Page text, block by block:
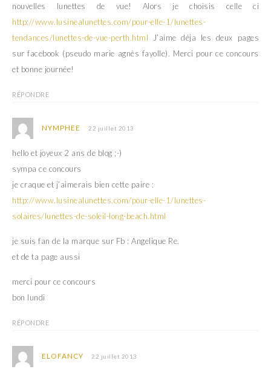
nouvelles lunettes de vue! Alors je choisis celle ci
http://www.lusinealunettes.com/pour-elle-1/lunettes-
tendances/lunettes-de-vue-perth.html J’aime déja les deux pages
sur facebook (pseudo marie agnès fayolle). Merci pour ce concours
et bonne journée!
RÉPONDRE
NYMPHEE 22 juillet 2013
hello et joyeux 2 ans de blog ;-)
sympa ce concours
je craque et j’aimerais bien cette paire :
http://www.lusinealunettes.com/pour-elle-1/lunettes-
solaires/lunettes-de-soleil-long-beach.html
je suis fan de la marque sur Fb : Angelique Re.
et de ta page aussi
merci pour ce concours
bon lundi
RÉPONDRE
ELOFANCY 22 juillet 2013